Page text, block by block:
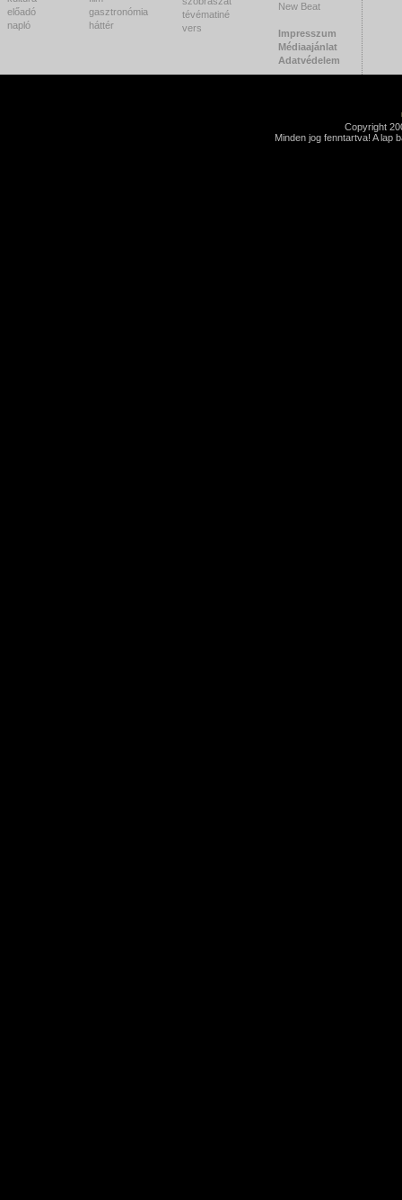
előadó
napló
gasztronómia
háttér
tévématiné
vers
New Beat
Impresszum
Médiaajánlat
Adatvédelem
Copyright
Minden jog fenntartva! A lap